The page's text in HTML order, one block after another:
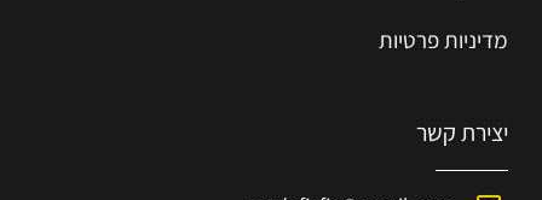
מדיניות פרטיות
יצירת קשר